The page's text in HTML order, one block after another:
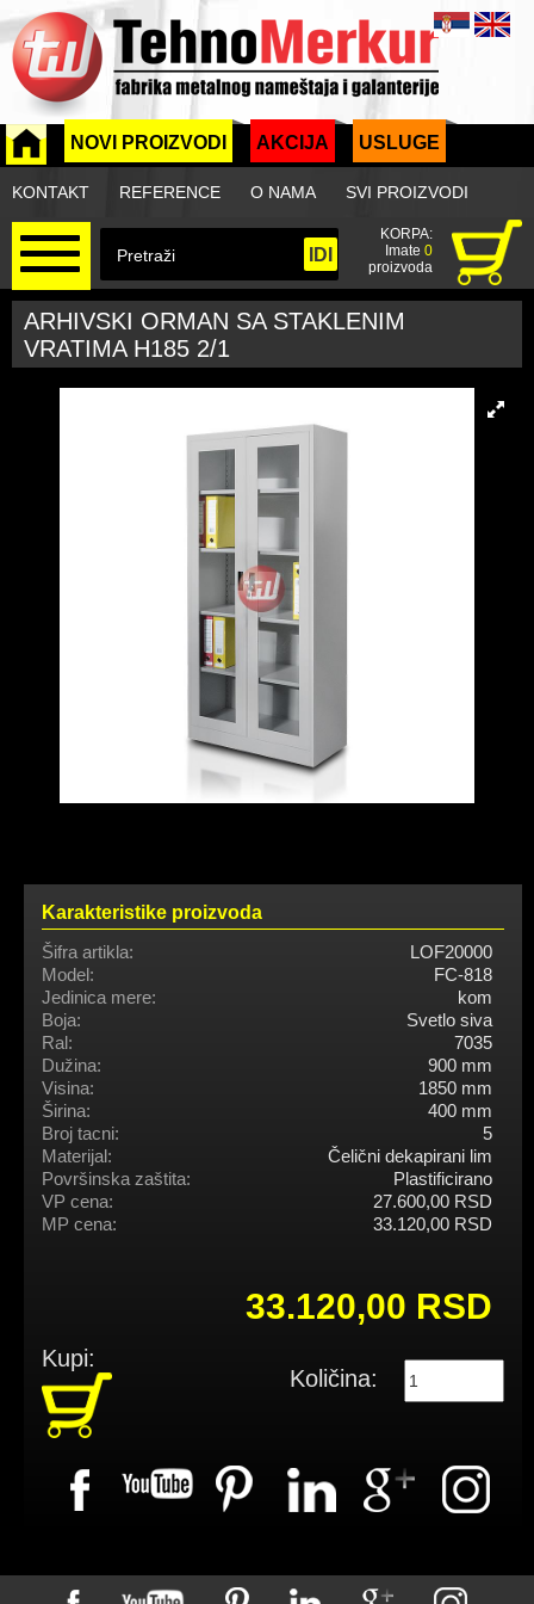
NOVI PROIZVODI AKCIJA USLUGE
KONTAKT REFERENCE O NAMA SVI PROIZVODI
KORPA:
Imate 0
proizvoda
ARHIVSKI ORMAN SA STAKLENIM
VRATIMA H185 2/1
Karakteristike proizvoda
Šifra artikla:
LOF20000
Model:
FC-818
Jedinica mere:
kom
Boja:
Svetlo siva
Ral:
7035
Dužina:
900 mm
Visina:
1850 mm
Širina:
400 mm
Broj tacni:
5
Materijal:
Čelični dekapirani lim
Površinska zaštita:
Plastificirano
VP cena:
27.600,00 RSD
MP cena:
33.120,00 RSD
33.120,00 RSD
Kupi:
Količina: